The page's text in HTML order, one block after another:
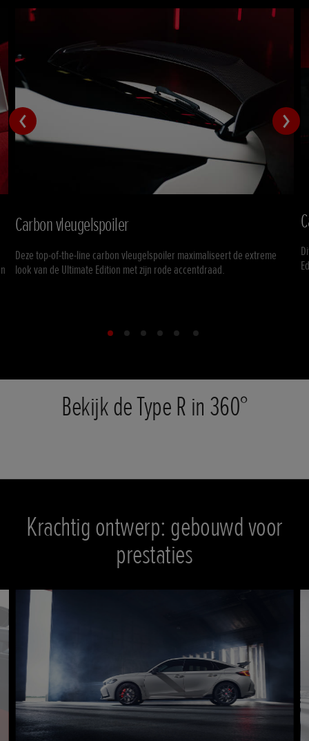
Carbon vleugelspoiler
Deze top-of-the-line carbon vleugelspoiler maximaliseert de extreme
look van de Ultimate Edition met zijn rode accentdraad.
Bekijk de Type R in 360°
Krachtig ontwerp: gebouwd voor
prestaties